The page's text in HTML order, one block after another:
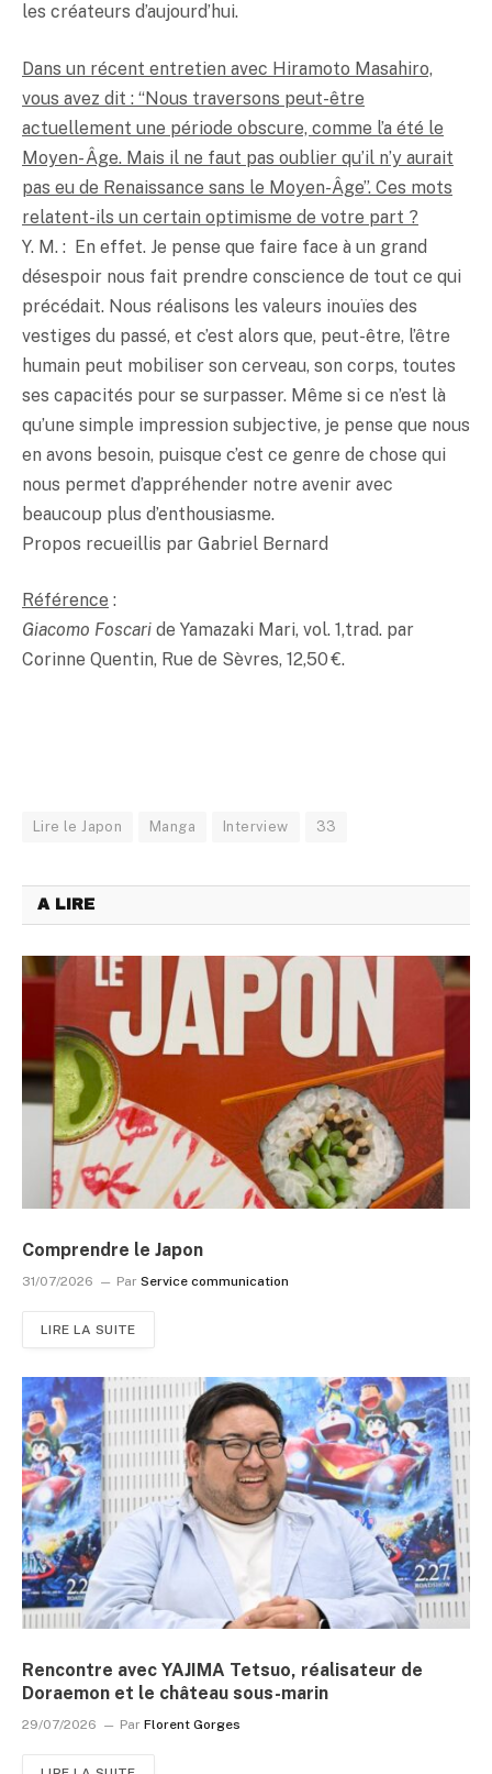
les créateurs d’aujourd’hui.
Dans un récent entretien avec Hiramoto Masahiro,
vous avez dit : “Nous traversons peut-être
actuellement une période obscure, comme l’a été le
Moyen- Âge. Mais il ne faut pas oublier qu’il n’y aurait
pas eu de Renaissance sans le Moyen-Âge”. Ces mots
relatent-ils un certain optimisme de votre part ?
Y. M. : En effet. Je pense que faire face à un grand
désespoir nous fait prendre conscience de tout ce qui
précédait. Nous réalisons les valeurs inouïes des
vestiges du passé, et c’est alors que, peut-être, l’être
humain peut mobiliser son cerveau, son corps, toutes
ses capacités pour se surpasser. Même si ce n’est là
qu’une simple impression subjective, je pense que nous
en avons besoin, puisque c’est ce genre de chose qui
nous permet d’appréhender notre avenir avec
beaucoup plus d’enthousiasme.
Propos recueillis par Gabriel Bernard
Référence :
Giacomo Foscari de Yamazaki Mari, vol. 1,trad. par
Corinne Quentin, Rue de Sèvres, 12,50 €.
Lire le Japon Manga Interview 33
A LIRE
Comprendre le Japon
31/07/2026 Par Service communication
LIRE LA SUITE
Rencontre avec YAJIMA Tetsuo, réalisateur de
Doraemon et le château sous-marin
29/07/2026 Par Florent Gorges